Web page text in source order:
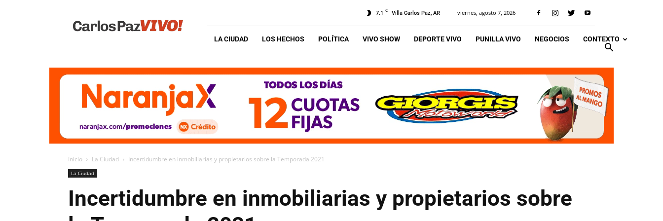
Vivo
7.1 C Villa Carlos Paz, AR viernes, agosto 7, 2026
LA CIUDAD LOS HECHOS POLÍTICA VIVO SHOW DEPORTE VIVO PUNILLA VIVO NEGOCIOS CONTEXTO
Inicio La Ciudad Incertidumbre en inmobiliarias y propietarios sobre la Temporada 2021
La Ciudad
Incertidumbre en inmobiliarias y propietarios sobre